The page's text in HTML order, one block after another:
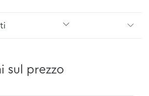
sul prezzo